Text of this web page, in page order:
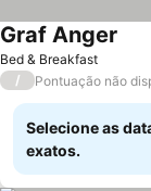
Bed & Breakfast
Graf Anger
/ Pontuação não
Selecione as
exatos.